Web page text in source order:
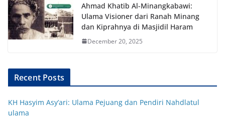
Ahmad Khatib Al-Minangkabawi:
Ulama Visioner dari Ranah Minang
dan Kiprahnya di Masjidil Haram
December 20, 2025
Recent Posts
KH Hasyim Asy’ari: Ulama Pejuang dan Pendiri Nahdlatul
ulama